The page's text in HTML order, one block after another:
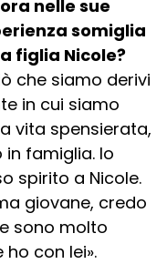
nelle sue
somiglia
figlia Nicole?
che siamo derivi
in cui siamo
vita spensierata,
famiglia. Io
spirito a Nicole.
giovane, credo
sono molto
con lei».